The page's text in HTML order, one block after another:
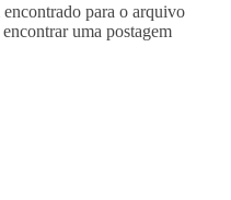
para o arquivo
uma postagem